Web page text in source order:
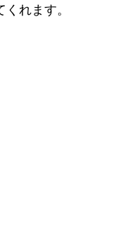
れます。